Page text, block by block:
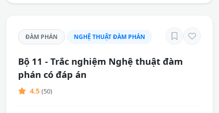
ĐÀM PHÁN NGHỆ THUẬT ĐÀM PHÁN
Bộ 11 - Trắc nghiệm Nghệ thuật đàm
phán có đáp án
4.5 (50)